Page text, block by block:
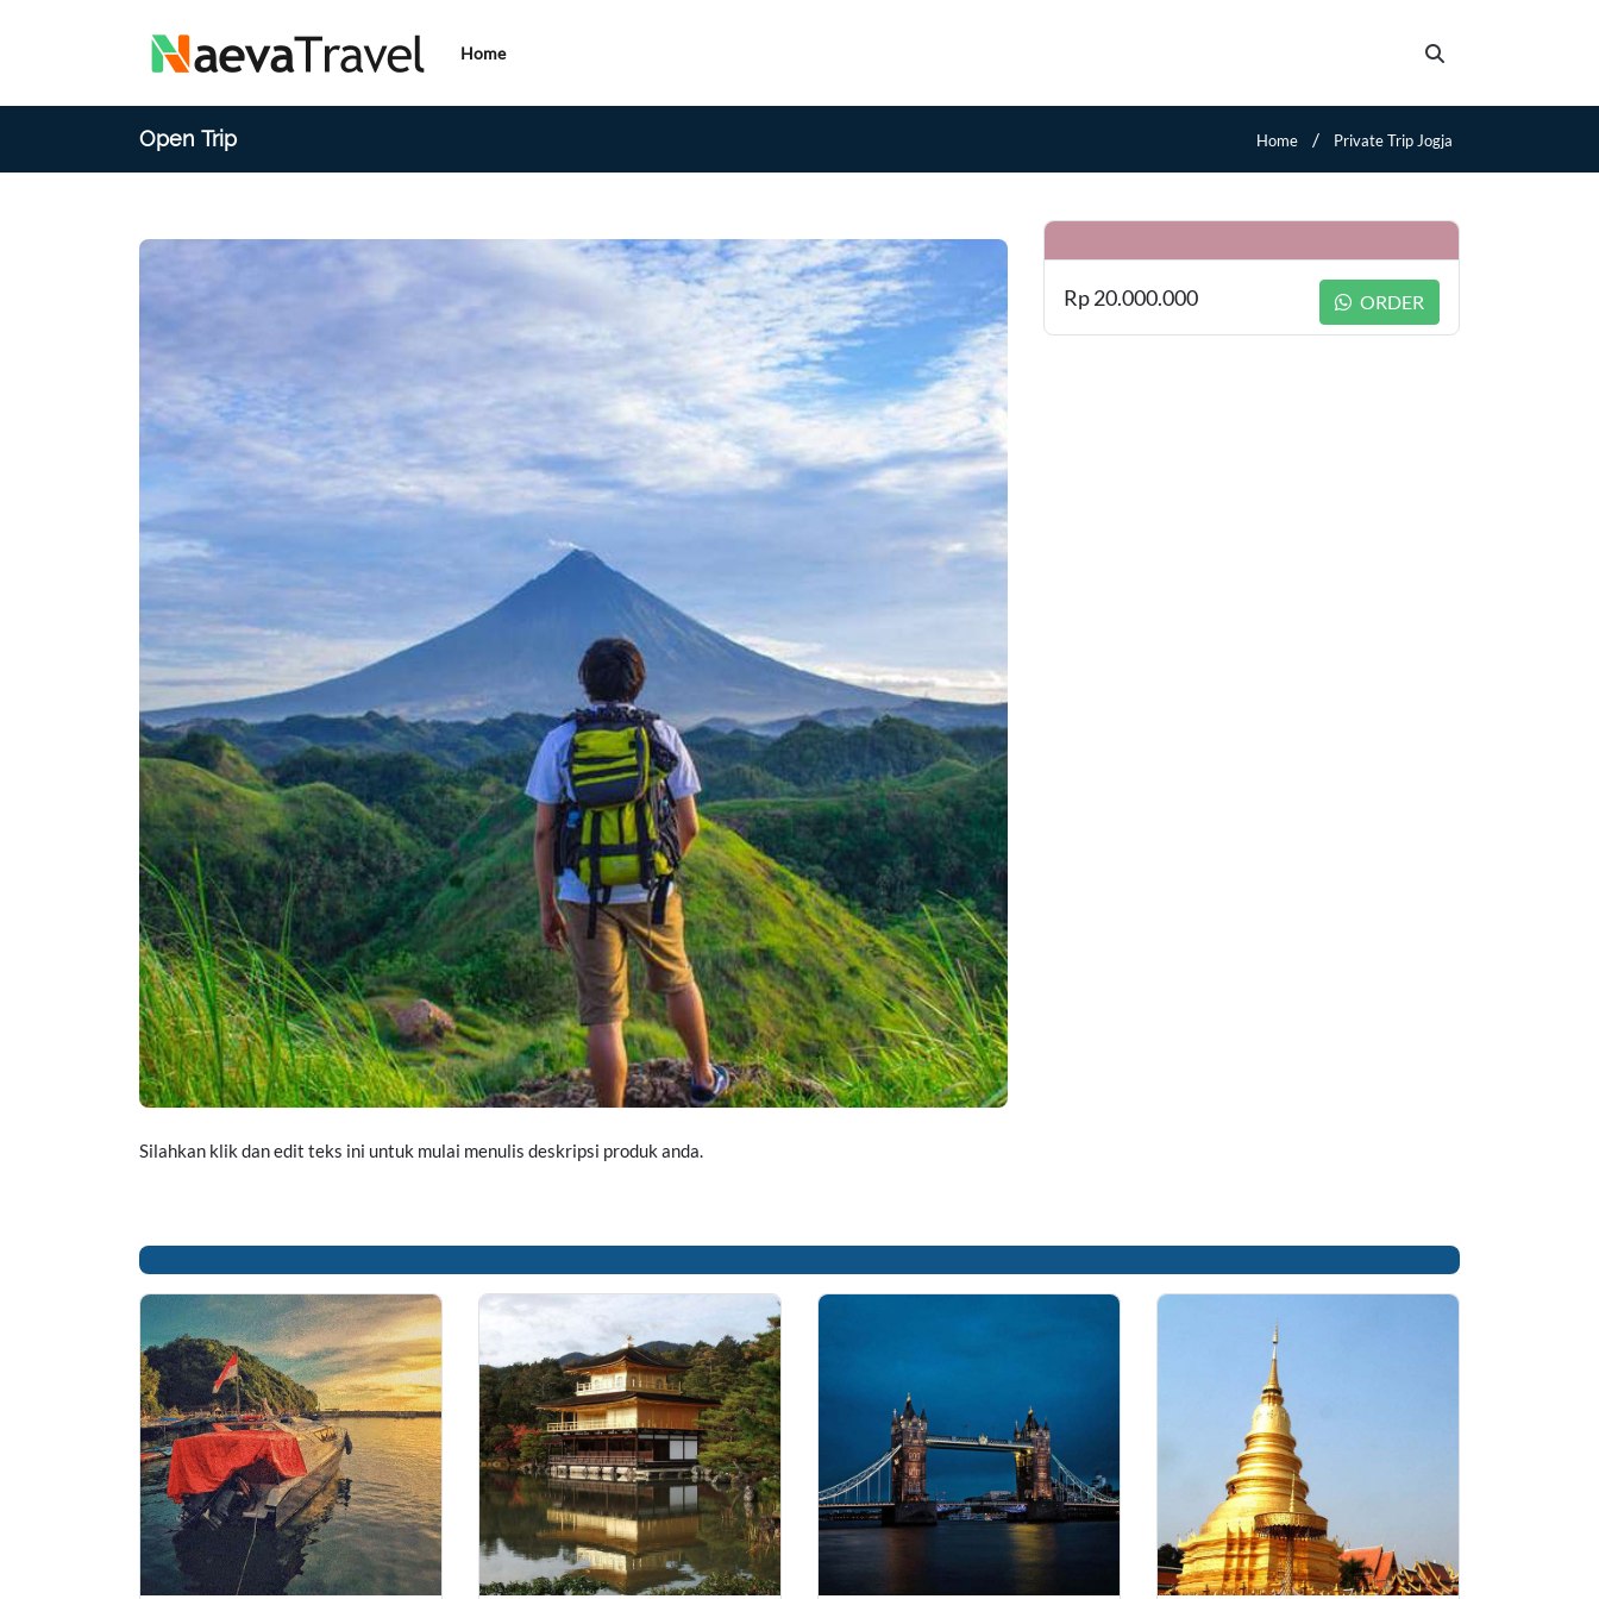
Home
Open Trip Home / Private Trip Jogja
Silahkan klik dan edit teks ini untuk mulai menulis deskripsi produk anda.
Rp 20.000.000 ORDER